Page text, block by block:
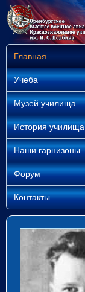
Главная
Учеба
Музей училища
История училища
Наши гарнизоны
Форум
Контакты